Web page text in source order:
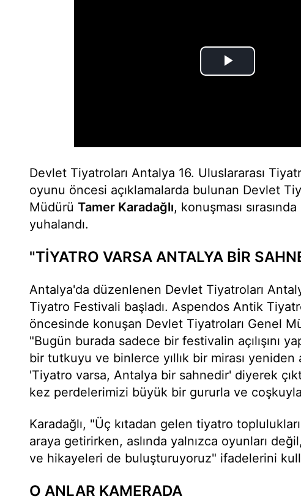
Devlet Tiyatroları Antalya 16. Uluslararası
oyunu öncesi açıklamalarda bulunan Devlet
Müdürü Tamer Karadağlı, konuşması
yuhalandı.
"TİYATRO VARSA ANTALYA BİR
Antalya'da düzenlenen Devlet Tiyatroları
Tiyatro Festivali başladı. Aspendos Antik
öncesinde konuşan Devlet Tiyatroları Genel
"Bugün burada sadece bir festivalin açılışını
bir tutkuyu ve binlerce yıllık bir mirası yeniden
'Tiyatro varsa, Antalya bir sahnedir' diyerek
kez perdelerimizi büyük bir gururla ve
Karadağlı, "Üç kıtadan gelen tiyatro
araya getirirken, aslında yalnızca oyunları
ve hikayeleri de buluşturuyoruz" ifadelerini
O ANLAR KAMERADA